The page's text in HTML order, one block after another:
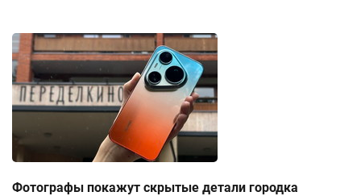
Фотографы покажут скрытые детали городка